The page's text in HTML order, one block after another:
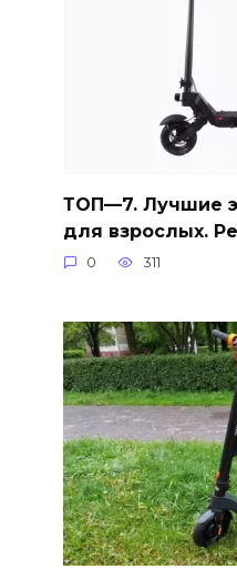
ТОП—7. Лучшие
для взрослых.
0 311